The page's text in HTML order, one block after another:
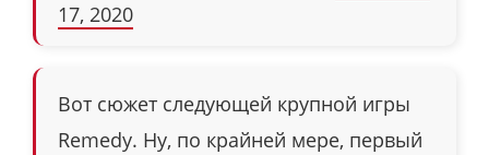
17, 2020
Вот сюжет следующей крупной игры
Remedy. Ну, по крайней мере, первый